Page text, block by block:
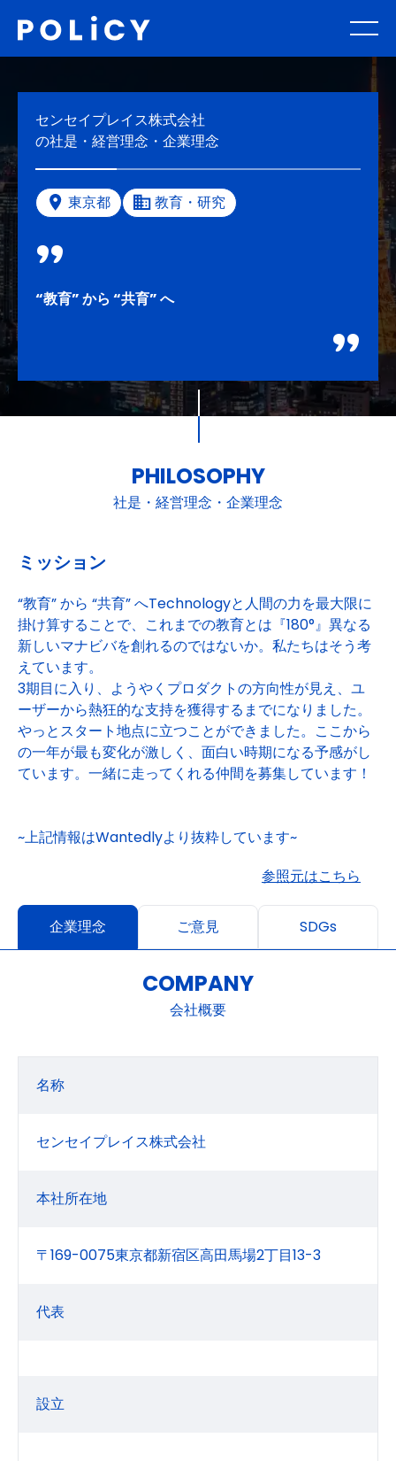
センセイプレイス株式会社
の社是・経営理念・企業理念
東京都 教育・研究
“教育” から “共育” へ
PHILOSOPHY
社是・経営理念・企業理念
ミッション
“教育” から “共育” へTechnologyと人間の力を最大限に
掛け算することで、これまでの教育とは『180°』異なる
新しいマナビバを創れるのではないか。私たちはそう考
えています。
3期目に入り、ようやくプロダクトの方向性が見え、ユ
ーザーから熱狂的な支持を獲得するまでになりました。
やっとスタート地点に立つことができました。ここから
の一年が最も変化が激しく、面白い時期になる予感がし
ています。一緒に走ってくれる仲間を募集しています！
~上記情報はWantedlyより抜粋しています~
参照元はこちら
企業理念 ご意見 SDGs
COMPANY
会社概要
名称
センセイプレイス株式会社
本社所在地
〒169-0075東京都新宿区高田馬場2丁目13-3
代表
設立